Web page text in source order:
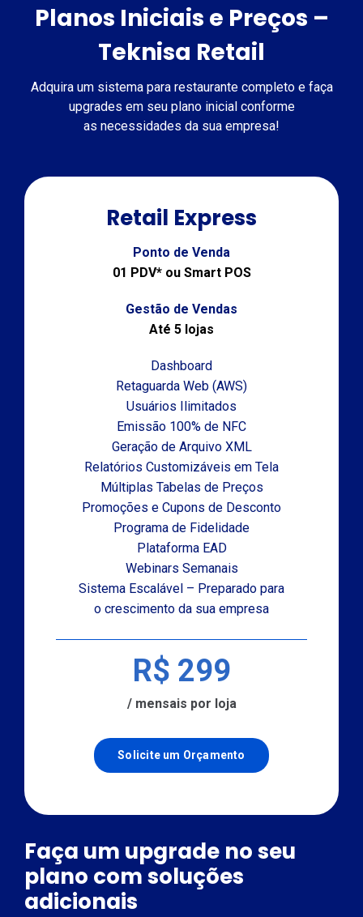
Planos Iniciais e Preços –
Teknisa Retail
Adquira um sistema para restaurante completo e faça
upgrades em seu plano inicial conforme
as necessidades da sua empresa!
Retail Express
Ponto de Venda
01 PDV* ou Smart POS
Gestão de Vendas
Até 5 lojas
Dashboard
Retaguarda Web (AWS)
Usuários Ilimitados
Emissão 100% de NFC
Geração de Arquivo XML
Relatórios Customizáveis em Tela
Múltiplas Tabelas de Preços
Promoções e Cupons de Desconto
Programa de Fidelidade
Plataforma EAD
Webinars Semanais
Sistema Escalável – Preparado para
o crescimento da sua empresa
R$ 299
/ mensais por loja
Solicite um Orçamento
Faça um upgrade no seu
plano com soluções
adicionais